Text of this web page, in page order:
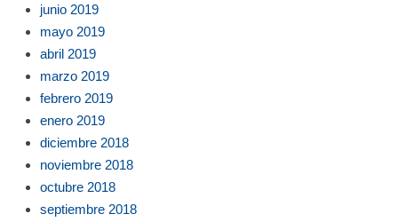
junio 2019
mayo 2019
abril 2019
marzo 2019
febrero 2019
enero 2019
diciembre 2018
noviembre 2018
octubre 2018
septiembre 2018